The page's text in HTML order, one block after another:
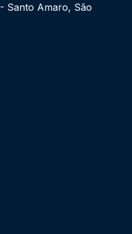
Santo Amaro, São